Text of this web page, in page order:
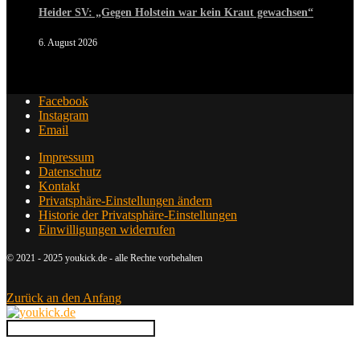
Heider SV: „Gegen Holstein war kein Kraut gewachsen“
6. August 2026
Facebook
Instagram
Email
Impressum
Datenschutz
Kontakt
Privatsphäre-Einstellungen ändern
Historie der Privatsphäre-Einstellungen
Einwilligungen widerrufen
© 2021 - 2025 youkick.de - alle Rechte vorbehalten
Zurück an den Anfang